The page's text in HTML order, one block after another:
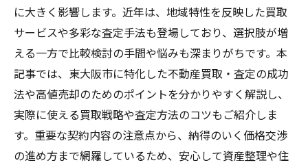
に大きく影響します。近年は、地域特性を反映した買取
サービスや多彩な査定手法も登場しており、選択肢が増
える一方で比較検討の手間や悩みも深まりがちです。本
記事では、東大阪市に特化した不動産買取・査定の成功
法や高値売却のためのポイントを分かりやすく解説し、
実際に使える買取戦略や査定方法のコツもご紹介しま
す。重要な契約内容の注意点から、納得のいく価格交渉
の進め方まで網羅しているため、安心して資産整理や住